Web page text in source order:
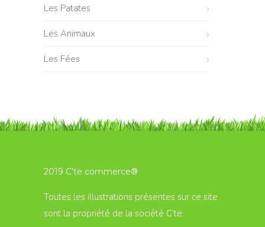
Les Patates
Les Animaux
Les Fées
2019 C’te commerce®
Toutes les illustrations présentes sur ce site
sont la propriété de la société C’te